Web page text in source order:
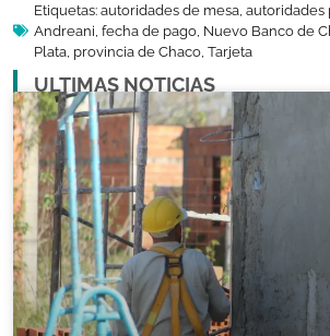
Etiquetas: autoridades de mesa autoridades
Andreani fecha de pago Nuevo Banco de
Plata provincia de Chaco Tarjeta
ULTIMAS NOTICIAS